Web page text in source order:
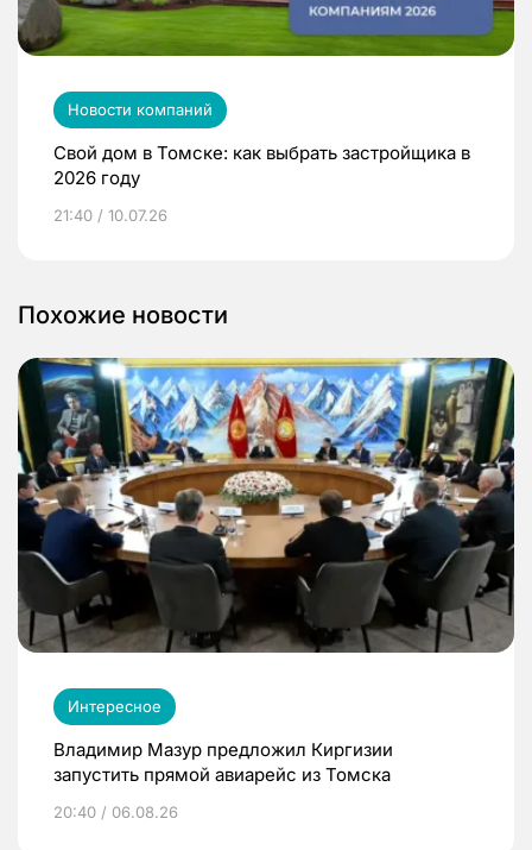
Новости компаний
Свой дом в Томске: как выбрать застройщика в
2026 году
21:40 / 10.07.26
Похожие новости
Интересное
Владимир Мазур предложил Киргизии
запустить прямой авиарейс из Томска
20:40 / 06.08.26